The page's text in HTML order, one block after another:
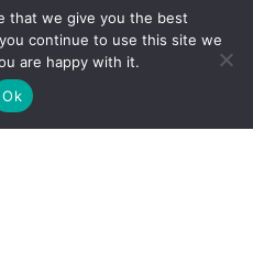
that we give you the best
continue to use this site we
are happy with it.
Ok